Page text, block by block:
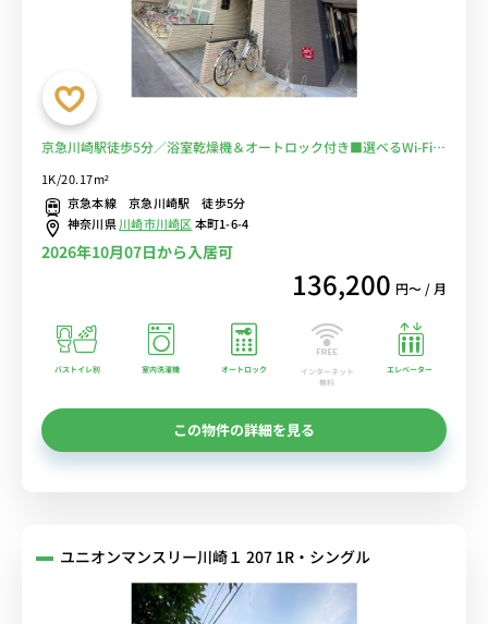
京急川崎駅徒歩5分／浴室乾燥機＆オートロック付き■選べるWi-Fi格
1K/20.17m²
京急本線 京急川崎駅 徒歩5分
神奈川県川崎市川崎区本町1-6-4
2026年10月07日から入居可
136,200 円〜 / 月
バストイレ別 室内洗濯機 オートロック
インターネット
無料
エレベーター
この物件の詳細を見る
ユニオンマンスリー川崎１ 207 1R・シングル